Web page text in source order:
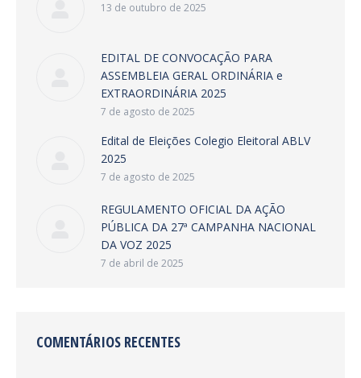
13 de outubro de 2025
EDITAL DE CONVOCAÇÃO PARA
ASSEMBLEIA GERAL ORDINÁRIA e
EXTRAORDINÁRIA 2025
7 de agosto de 2025
Edital de Eleições Colegio Eleitoral ABLV
2025
7 de agosto de 2025
REGULAMENTO OFICIAL DA AÇÃO
PÚBLICA DA 27ª CAMPANHA NACIONAL
DA VOZ 2025
7 de abril de 2025
COMENTÁRIOS RECENTES